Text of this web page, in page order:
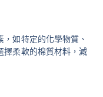
如特定的化學物質、
擇柔軟的棉質材料，減